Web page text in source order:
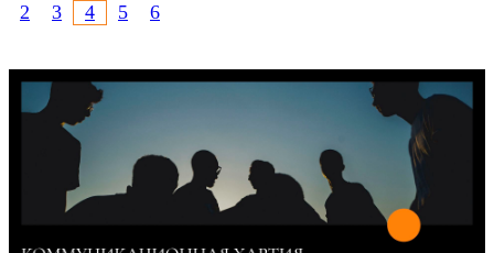
2 3 4 5 6